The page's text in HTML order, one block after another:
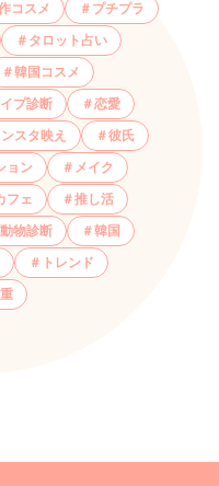
コスメ プチプラ
タロット占い
韓国コスメ
プ診断 恋愛
スタ映え 彼氏
ョン メイク
フェ 推し活
物診断 韓国
トレンド